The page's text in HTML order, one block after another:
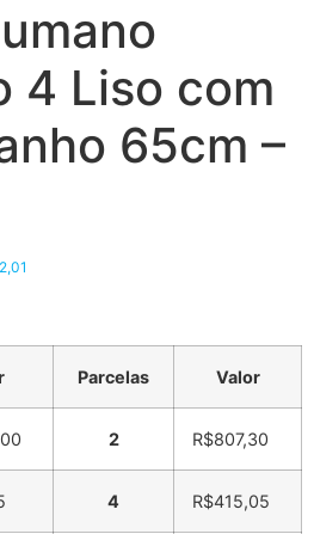
4 Liso com
65cm –
Parcelas Valor
2 R$807,30
4 R$415,05